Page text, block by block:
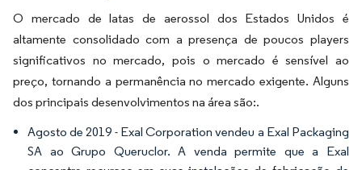
O mercado de latas de aerossol dos Estados Unidos é
altamente consolidado com a presença de poucos players
significativos no mercado, pois o mercado é sensível ao
preço, tornando a permanência no mercado exigente. Alguns
dos principais desenvolvimentos na área são:.
Agosto de 2019 - Exal Corporation vendeu a Exal Packaging
SA ao Grupo Queruclor. A venda permite que a Exal